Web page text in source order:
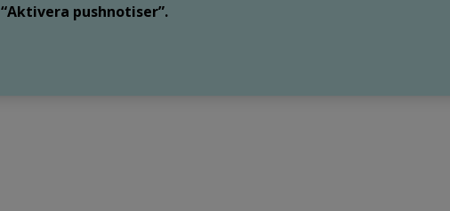
“Aktivera pushnotiser”.